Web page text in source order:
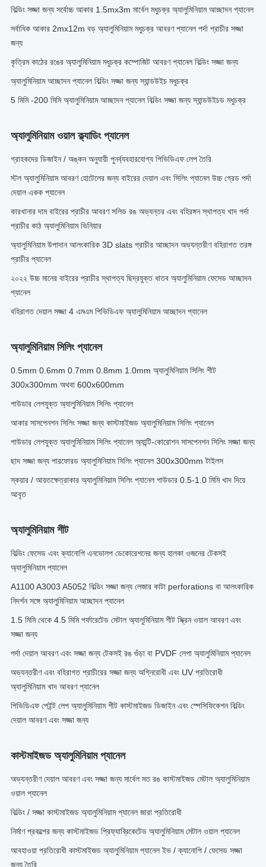
বিল্ডিং সজ্জা জন্য সর্বোচ্চ আকার 1.5mx3m মার্বেল মধুচক্র অ্যালুমিনিয়াম আচ্ছাদন প্যানেল
সর্বাধিক আকার 2mx12m বড় অ্যালুমিনিয়াম মধুচক্র আবরণ প্যানেল পর্দা প্রাচীর সজ্জা
জন্য
কৃত্রিম কাঠের রঙের অ্যালুমিনিয়াম মধুচক্র কম্পোজিট আবরণ প্যানেল বিল্ডিং সজ্জা জন্য
অ্যালুমিনিয়াম আচ্ছাদন প্যানেল বিল্ডিং সজ্জা জন্য স্যান্ডউইচ মধুচক্র
5 মিমি -200 মিমি অ্যালুমিনিয়াম আচ্ছাদন প্যানেল বিল্ডিং সজ্জা জন্য স্যান্ডউইচড মধুচক্র
অ্যালুমিনিয়াম ওয়াল ক্ল্যাডিং প্যানেল
গ্রাহকদের ডিজাইন / অঙ্কন অনুযায়ী পুনর্ব্যবহারযোগ্য পিভিডিএফ লেপ তৈরি
স্টল অ্যালুমিনিয়াম আবরণ হোটেলের জন্য বাইরের দেয়াল এবং সিলিং প্যানেল উচ্চ গ্রেড পর্দা
দেয়াল একক প্যানেল
কারখানার দাম বাইরের প্রাচীর আবরণ সলিড রঙ অভ্যন্তর এবং বহিরঙ্গন স্থাপত্য খাদ পর্দা
প্রাচীর কাঠ অ্যালুমিনিয়াম ভিনিয়ার
অ্যালুমিনিয়াম উপাদান আলংকারিক 3D slats প্রাচীর আচ্ছাদন অভ্যন্তরীণ বহিরাগত তরঙ্গ
প্রাচীর প্যানেল
২০২২ উচ্চ মানের বাইরের প্রাচীর স্থাপত্য ছিদ্রযুক্ত ধাতব অ্যালুমিনিয়াম ফেসেড আচ্ছাদন
প্যানেল
বহিরাগত দেয়াল সজ্জা 4 এমএম পিভিডিএফ অ্যালুমিনিয়াম আচ্ছাদন প্যানেল
অ্যালুমিনিয়াম সিলিং প্যানেল
0.5mm 0.6mm 0.7mm 0.8mm 1.0mm অ্যালুমিনিয়াম সিলিং শীট
300x300mm অথবা 600x600mm
পাউডার লেপযুক্ত অ্যালুমিনিয়াম সিলিং প্যানেল
আকার সাসপেনশন সিলিং সজ্জা জন্য কাস্টমাইজড অ্যালুমিনিয়াম সিলিং প্যানেল
পাউডার লেপযুক্ত অ্যালুমিনিয়াম সিলিং প্যানেল অ্যান্টি-কোরোশন সাসপেনশন সিলিং সজ্জা জন্য
ছাদ সজ্জা জন্য পারফোরড অ্যালুমিনিয়াম সিলিং প্যানেল 300x300mm টাইলস
স্কয়ার / আয়তক্ষেত্রাকার অ্যালুমিনিয়াম সিলিং প্যানেল পাউডার 0.5-1.0 মিমি খাদ দিয়ে
আবৃত
অ্যালুমিনিয়াম শীট
বিল্ডিং ফেসেড এবং ক্যানোপি এনভোলপ ডেকোরেশনের জন্য হালকা ওজনের টেকসই
অ্যালুমিনিয়াম প্যানেল
A1100 A3003 A5052 বিল্ডিং সজ্জা জন্য লেজার কাটা perforations বা আলংকারিক
নিদর্শন সঙ্গে অ্যালুমিনিয়াম আচ্ছাদন প্যানেল
1.5 মিমি থেকে 4.5 মিমি পর্ফারেটেড মেটাল অ্যালুমিনিয়াম শীট স্ক্রিন ওয়াল আবরণ এবং
সজ্জা জন্য
পর্দা দেয়াল আবরণ এবং সজ্জা জন্য টেকসই রঙ গুঁড়া বা PVDF লেপা অ্যালুমিনিয়াম প্যানেল
অভ্যন্তরীণ এবং বহিরাগত প্রাচীরের সজ্জা জন্য অগ্নিরোধী এবং UV প্রতিরোধী
অ্যালুমিনিয়াম খাদ আবরণ প্যানেল
পিভিডিএফ পেইন্ট লেপ অ্যালুমিনিয়াম শীট কাস্টমাইজড ডিজাইন এবং স্পেসিফিকেশন বিল্ডিং
দেয়াল আবরণ এবং সজ্জা জন্য
কাস্টমাইজড অ্যালুমিনিয়াম প্যানেল
অভ্যন্তরীণ দেয়াল আবরণ এবং সজ্জা জন্য মার্বেল মত রঙ কাস্টমাইজড মেটাল অ্যালুমিনিয়াম
ওয়াল প্যানেল
বিল্ডিং / সজ্জা কাস্টমাইজড অ্যালুমিনিয়াম প্যানেল জারা প্রতিরোধী
নির্মাণ প্রকল্পের জন্য কাস্টমাইজড প্রিফ্যাব্রিকেটেড অ্যালুমিনিয়াম মেটাল ওয়াল প্যানেল
আবহাওয়া প্রতিরোধী কাস্টমাইজড অ্যালুমিনিয়াম প্যানেল ইভ / ক্যানোপি / ফেসেড সজ্জা
জন্য তৈরি